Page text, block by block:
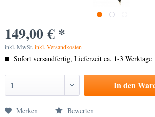
149,00 € *
inkl. MwSt. inkl. Versandkosten
Sofort versandfertig, Lieferzeit ca. 1-3 Werktage
In den
Merken Bewerten